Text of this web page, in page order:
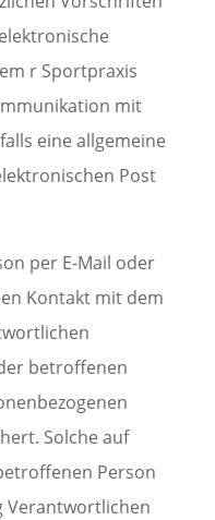
r Sportpraxis
mit
eine allgemeine
Post
per E-Mail oder
Kontakt mit dem
betroffenen
Solche auf
Person
Verantwortlichen